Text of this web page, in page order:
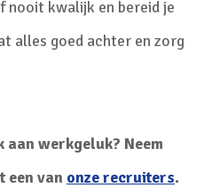
nooit kwalijk en bereid je
alles goed achter en zorg
aan werkgeluk? Neem
een van onze recruiters.